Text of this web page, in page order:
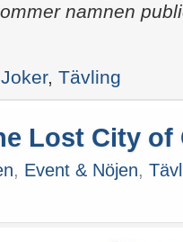
namnen
Joker, Tävling
Lost City of
, Event & Nöjen,